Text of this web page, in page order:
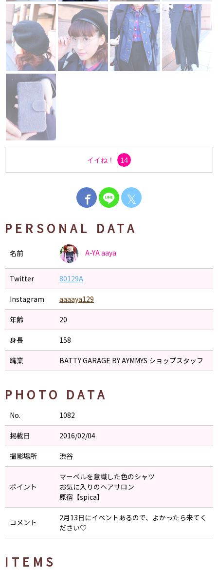
イイね！ 14
𝕏
PERSONAL DATA
名前 A-YAaaya
Twitter 80129A
Instagram aaaaya129
年齢 20
身長 158
職業 BATTY GARAGE BY AYMMYS ショップスタッフ
PHOTO DATA
No. 1082
掲載日 2016/02/04
撮影場所 渋谷
ポイント
マーベルを意識した色のシャツ
お気に入りのヘアサロン
原宿【spica】
コメント
2月13日にイベントあるので、よかったら来てく
ださい♡
ITEMS